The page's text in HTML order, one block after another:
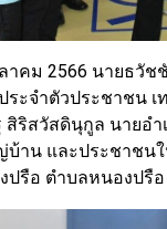
ลาคม 2566 นายธวั
ระจำตัวประชาชน
ริสวัสดินุกูล นายอ
าน และประชาชน
ปรือ ตำบลหนองปรื